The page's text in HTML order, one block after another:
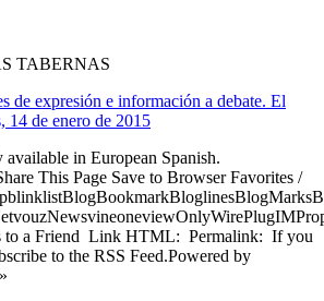
TABERNAS
de expresión e información a debate. El
14 de enero de 2015
in European Spanish.
This Page Save to Browser Favorites /
to a Friend Link HTML: Permalink: If you
to the RSS Feed.Powered by